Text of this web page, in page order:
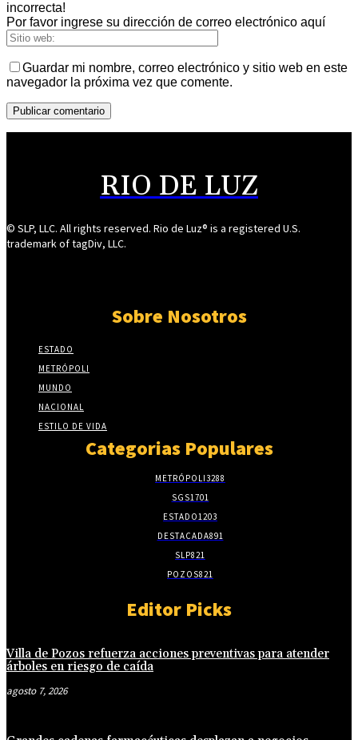
incorrecta!
Por favor ingrese su dirección de correo electrónico aquí
Guardar mi nombre, correo electrónico y sitio web en este
navegador la próxima vez que comente.
RIO DE LUZ
© SLP, LLC. All rights reserved. Rio de Luz® is a registered U.S.
trademark of tagDiv, LLC.
Sobre Nosotros
ESTADO
METRÓPOLI
MUNDO
NACIONAL
ESTILO DE VIDA
Categorias Populares
METRÓPOLI3288
SGS1701
ESTADO1203
DESTACADA891
SLP821
POZOS821
Editor Picks
Villa de Pozos refuerza acciones preventivas para atender
árboles en riesgo de caída
agosto 7, 2026